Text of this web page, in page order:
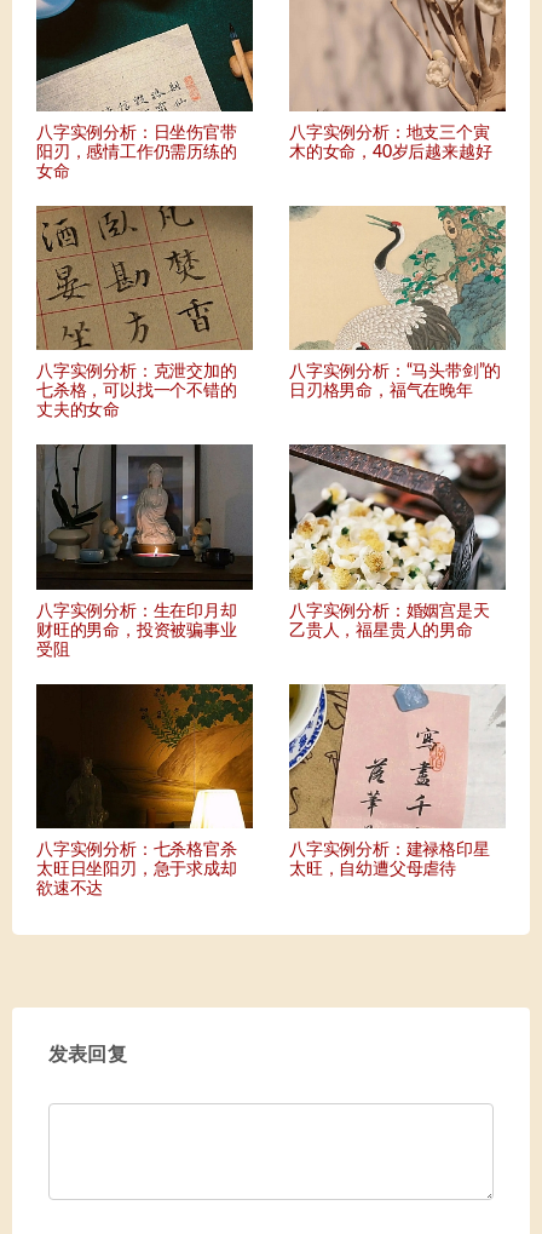
八字实例分析：日坐伤官带
阳刃，感情工作仍需历练的
女命
八字实例分析：地支三个寅
木的女命，40岁后越来越好
八字实例分析：克泄交加的
七杀格，可以找一个不错的
丈夫的女命
八字实例分析：“马头带剑”的
日刃格男命，福气在晚年
八字实例分析：生在印月却
财旺的男命，投资被骗事业
受阻
八字实例分析：婚姻宫是天
乙贵人，福星贵人的男命
八字实例分析：七杀格官杀
太旺日坐阳刃，急于求成却
欲速不达
八字实例分析：建禄格印星
太旺，自幼遭父母虐待
发表回复